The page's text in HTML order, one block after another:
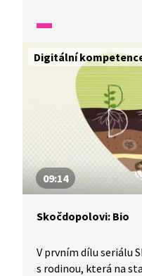
fauny a flóry v naší
Digitální
09:14
Skočdopolovi: Bio
V prvním dílu seriálu
s rodinou, která na